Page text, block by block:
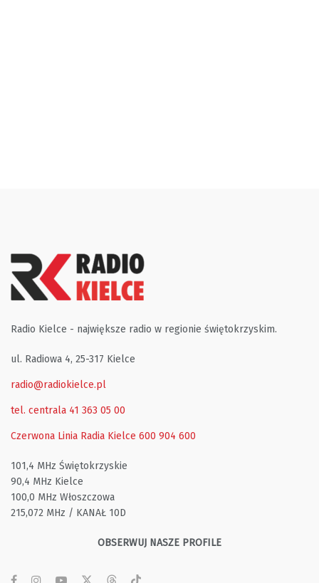
Radio Kielce - największe radio w regionie świętokrzyskim.
ul. Radiowa 4, 25-317 Kielce
radio@radiokielce.pl
tel. centrala 41 363 05 00
Czerwona Linia Radia Kielce 600 904 600
101,4 MHz Świętokrzyskie
90,4 MHz Kielce
100,0 MHz Włoszczowa
215,072 MHz / KANAŁ 10D
OBSERWUJ NASZE PROFILE